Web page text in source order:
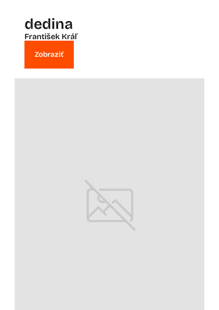
dedina
František Kráľ
Zobraziť